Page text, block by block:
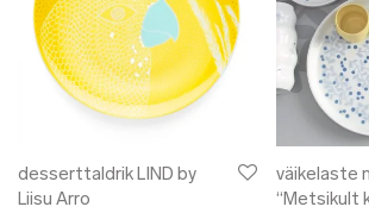
desserttaldrik LIND by
Liisu Arro
väikelaste
“Metsikult